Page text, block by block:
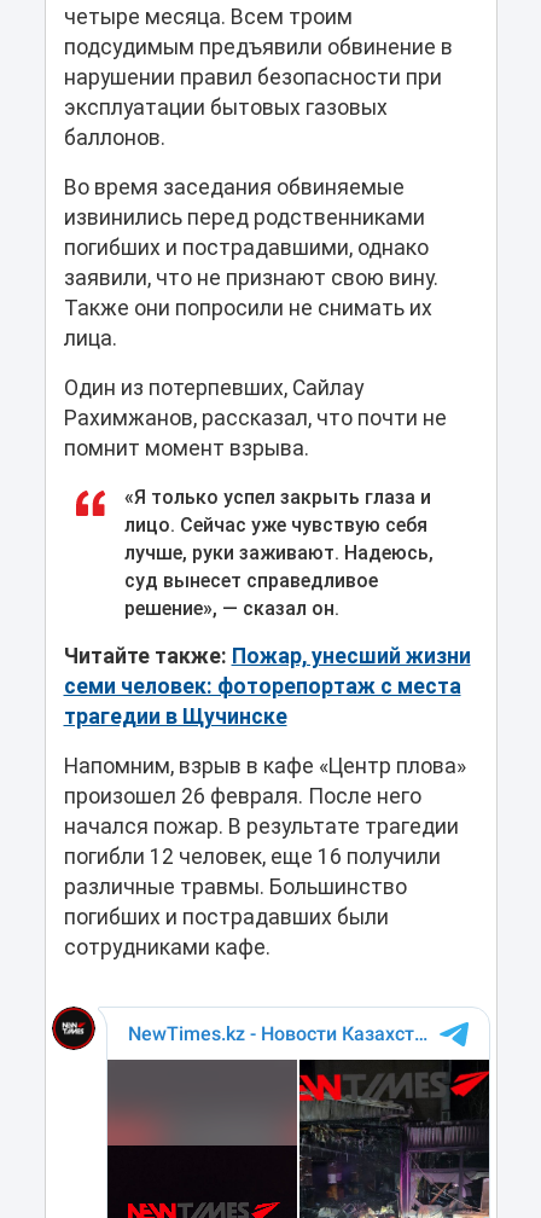
четыре месяца. Всем троим
подсудимым предъявили обвинение в
нарушении правил безопасности при
эксплуатации бытовых газовых
баллонов.
Во время заседания обвиняемые
извинились перед родственниками
погибших и пострадавшими, однако
заявили, что не признают свою вину.
Также они попросили не снимать их
лица.
Один из потерпевших, Сайлау
Рахимжанов, рассказал, что почти не
помнит момент взрыва.
«Я только успел закрыть глаза и
лицо. Сейчас уже чувствую себя
лучше, руки заживают. Надеюсь,
суд вынесет справедливое
решение», — сказал он.
Читайте также: Пожар, унесший жизни
семи человек: фоторепортаж с места
трагедии в Щучинске
Напомним, взрыв в кафе «Центр плова»
произошел 26 февраля. После него
начался пожар. В результате трагедии
погибли 12 человек, еще 16 получили
различные травмы. Большинство
погибших и пострадавших были
сотрудниками кафе.